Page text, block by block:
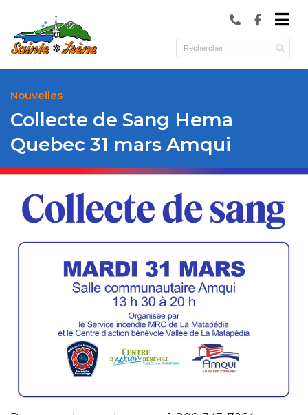
(Municipalité )
Nouvelles
Collecte de Sang Hema
Quebec 31 mars Amqui